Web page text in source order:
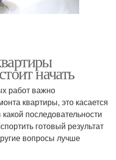
начать
работ важно
квартиры, это касается
последовательности
готовый результат
вопросы лучше